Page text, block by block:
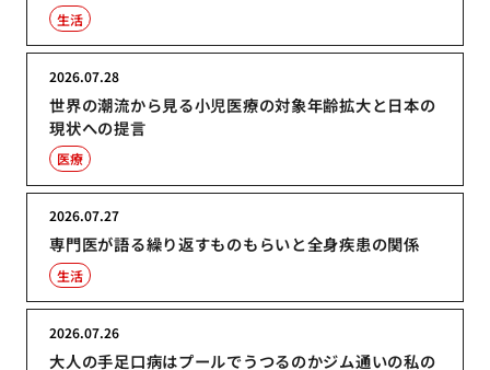
生活
世界の潮流から見る小児医療の対象年齢拡大と日本の
現状への提言
2026.07.28
医療
専門医が語る繰り返すものもらいと全身疾患の関係
2026.07.27
生活
大人の手足口病はプールでうつるのかジム通いの私の
2026.07.26